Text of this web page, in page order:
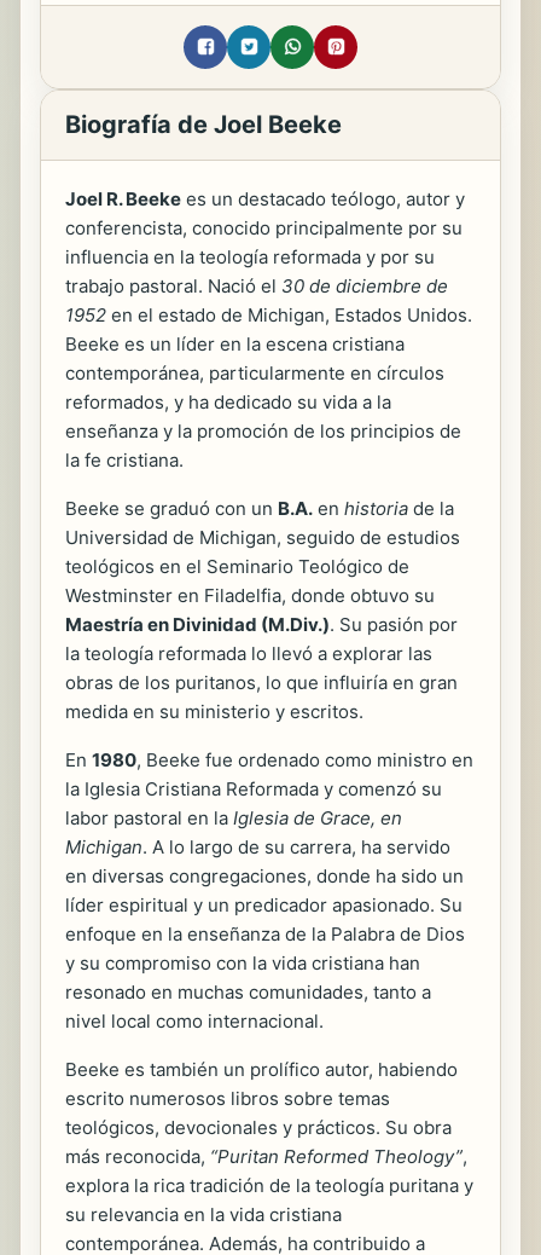
Biografía de Joel Beeke
Joel R. Beeke es un destacado teólogo, autor y
conferencista, conocido principalmente por su
influencia en la teología reformada y por su
trabajo pastoral. Nació el 30 de diciembre de
1952 en el estado de Michigan, Estados Unidos.
Beeke es un líder en la escena cristiana
contemporánea, particularmente en círculos
reformados, y ha dedicado su vida a la
enseñanza y la promoción de los principios de
la fe cristiana.
Beeke se graduó con un B.A. en historia de la
Universidad de Michigan, seguido de estudios
teológicos en el Seminario Teológico de
Westminster en Filadelfia, donde obtuvo su
Maestría en Divinidad (M.Div.). Su pasión por
la teología reformada lo llevó a explorar las
obras de los puritanos, lo que influiría en gran
medida en su ministerio y escritos.
En 1980, Beeke fue ordenado como ministro en
la Iglesia Cristiana Reformada y comenzó su
labor pastoral en la Iglesia de Grace, en
Michigan. A lo largo de su carrera, ha servido
en diversas congregaciones, donde ha sido un
líder espiritual y un predicador apasionado. Su
enfoque en la enseñanza de la Palabra de Dios
y su compromiso con la vida cristiana han
resonado en muchas comunidades, tanto a
nivel local como internacional.
Beeke es también un prolífico autor, habiendo
escrito numerosos libros sobre temas
teológicos, devocionales y prácticos. Su obra
más reconocida, “Puritan Reformed Theology”,
explora la rica tradición de la teología puritana y
su relevancia en la vida cristiana
contemporánea. Además, ha contribuido a